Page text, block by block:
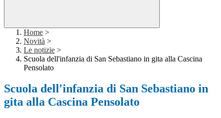
Home >
Novità >
Le notizie >
Scuola dell'infanzia di San Sebastiano in gita alla Cascina
Pensolato
Scuola dell'infanzia di San Sebastiano in
gita alla Cascina Pensolato